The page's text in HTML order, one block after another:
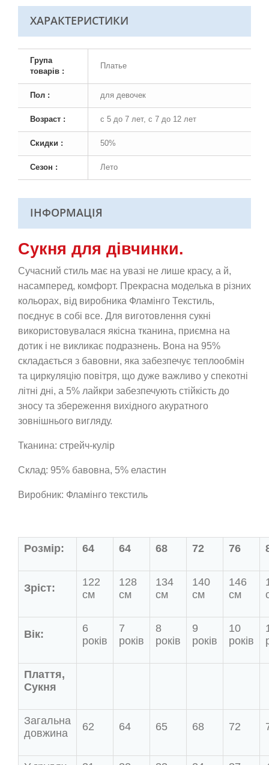
ХАРАКТЕРИСТИКИ
Група
товарів :
Платье
Пол : для девочек
Возраст : с 5 до 7 лет, с 7 до 12 лет
Скидки : 50%
Сезон : Лето
ІНФОРМАЦІЯ
Сукня для дівчинки.
Сучасний стиль має на увазі не лише красу, а й,
насамперед, комфорт. Прекрасна моделька в різних
кольорах, від виробника Фламінго Текстиль,
поєднує в собі все. Для виготовлення сукні
використовувалася якісна тканина, приємна на
дотик і не викликає подразнень. Вона на 95%
складається з бавовни, яка забезпечує теплообмін
та циркуляцію повітря, що дуже важливо у спекотні
літні дні, а 5% лайкри забезпечують стійкість до
зносу та збереження вихідного акуратного
зовнішнього вигляду.
Тканина: стрейч-кулір
Склад: 95% бавовна, 5% еластин
Виробник: Фламінго текстиль
Розмір: 64 64 68 72 76
Зріст:
122
см
128
см
134
см
140
см
146
см
Вік:
6
років
7
років
8
років
9
років
10
років
Плаття,
Сукня
Загальна
довжина
62 64 65 68 72